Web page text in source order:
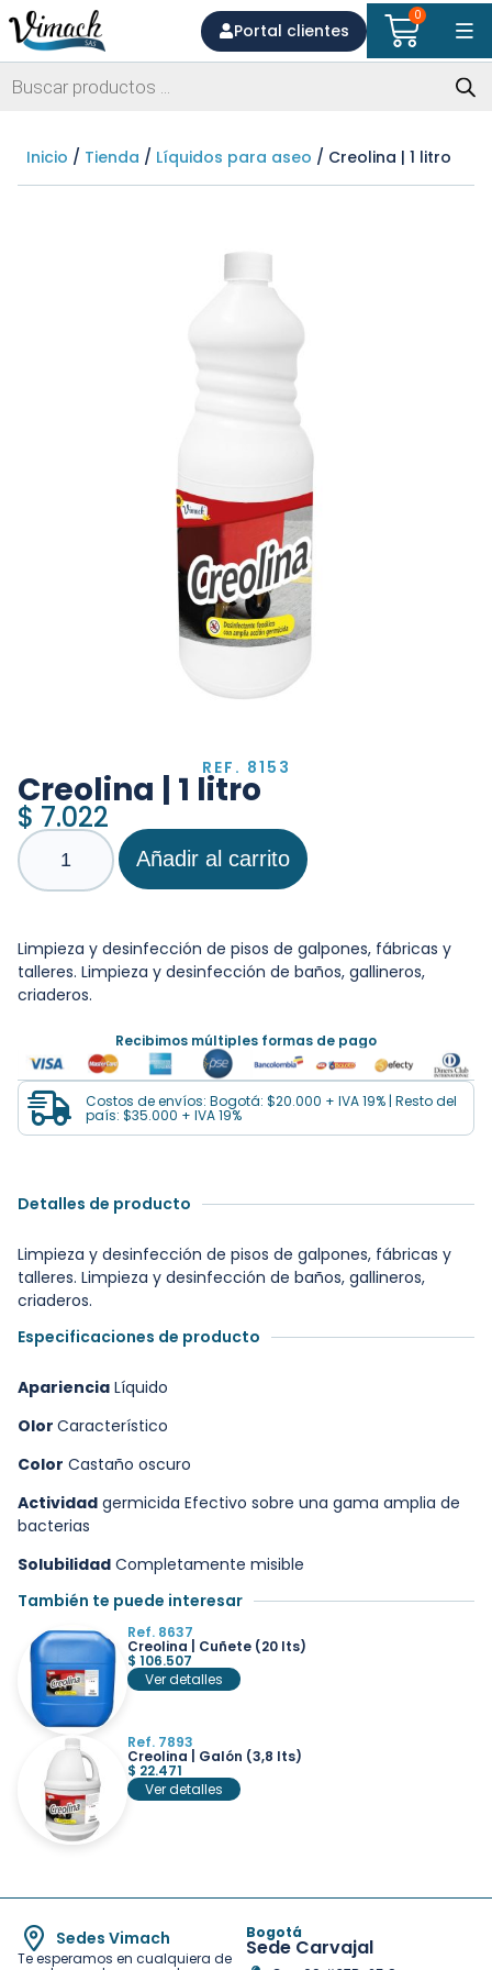
Portal clientes
0
Inicio / Tienda / Líquidos para aseo / Creolina | 1 litro
REF. 8153
Creolina | 1 litro
$ 7.022
Añadir al carrito
Limpieza y desinfección de pisos de galpones, fábricas y
talleres. Limpieza y desinfección de baños, gallineros,
criaderos.
Recibimos múltiples formas de pago
Costos de envíos: Bogotá: $20.000 + IVA 19% | Resto del
país: $35.000 + IVA 19%
Detalles de producto
Limpieza y desinfección de pisos de galpones, fábricas y
talleres. Limpieza y desinfección de baños, gallineros,
criaderos.
Especificaciones de producto
Apariencia Líquido
Olor Característico
Color Castaño oscuro
Actividad germicida Efectivo sobre una gama amplia de
bacterias
Solubilidad Completamente misible
También te puede interesar
Ref. 8637
Creolina | Cuñete (20 lts)
$ 106.507
Ver detalles
Ref. 7893
Creolina | Galón (3,8 lts)
$ 22.471
Ver detalles
Sedes Vimach
Te esperamos en cualquiera de
Bogotá
Sede Carvajal